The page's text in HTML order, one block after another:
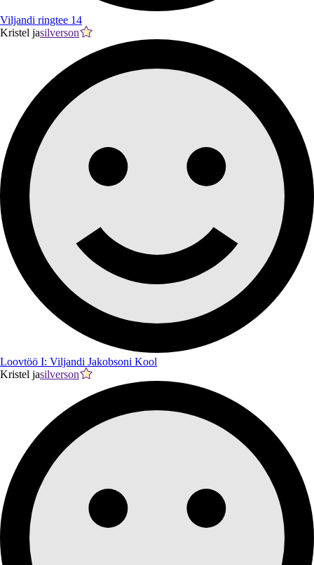
Viljandi ringtee 14
Kristel jasilverson
Loovtöö I: Viljandi Jakobsoni Kool
Kristel jasilverson